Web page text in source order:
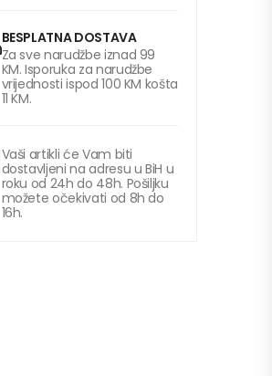
BESPLATNA DOSTAVA
Za sve narudžbe iznad 99
KM. Isporuka za narudžbe
vrijednosti ispod 100 KM košta
11 KM.
Vaši artikli će Vam biti
dostavljeni na adresu u BiH u
roku od 24h do 48h. Pošiljku
možete očekivati od 8h do
16h.